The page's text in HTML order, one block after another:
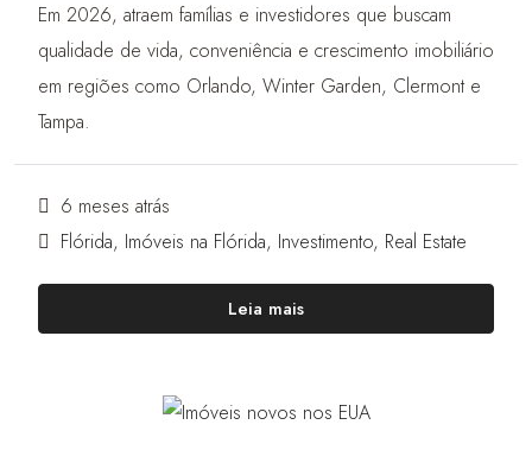
Em 2026, atraem famílias e investidores que buscam
qualidade de vida, conveniência e crescimento imobiliário
em regiões como Orlando, Winter Garden, Clermont e
Tampa.
6 meses atrás
Flórida, Imóveis na Flórida, Investimento, Real Estate
Leia mais